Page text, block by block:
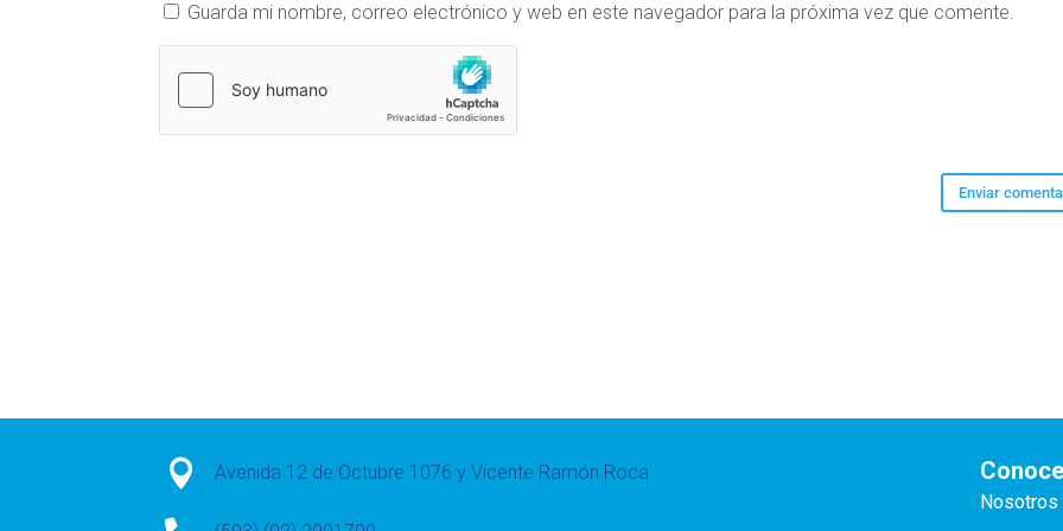
Guarda mi nombre, correo electrónico y web en este navegador para la próxima vez que comente.
 Avenida 12 de Octubre 1076 y Vicente Ramón Roca
Nosotros